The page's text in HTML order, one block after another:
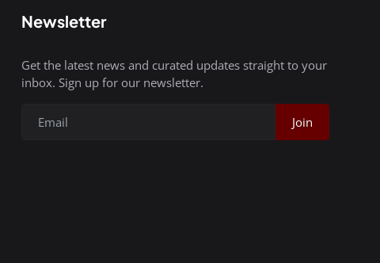
Newsletter
Get the latest news and curated updates straight to your
inbox. Sign up for our newsletter.
Join